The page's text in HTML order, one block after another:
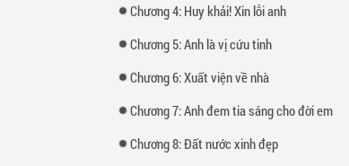
Chương 4: Huy khải! Xin lỗi anh
Chương 5: Anh là vị cứu tinh
Chương 6: Xuất viện về nhà
Chương 7: Anh đem tia sáng cho đời em
Chương 8: Đất nước xinh đẹp